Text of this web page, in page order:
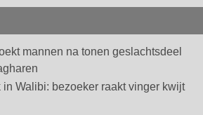
mannen na tonen geslachtsdeel
Walibi: bezoeker raakt vinger kwijt